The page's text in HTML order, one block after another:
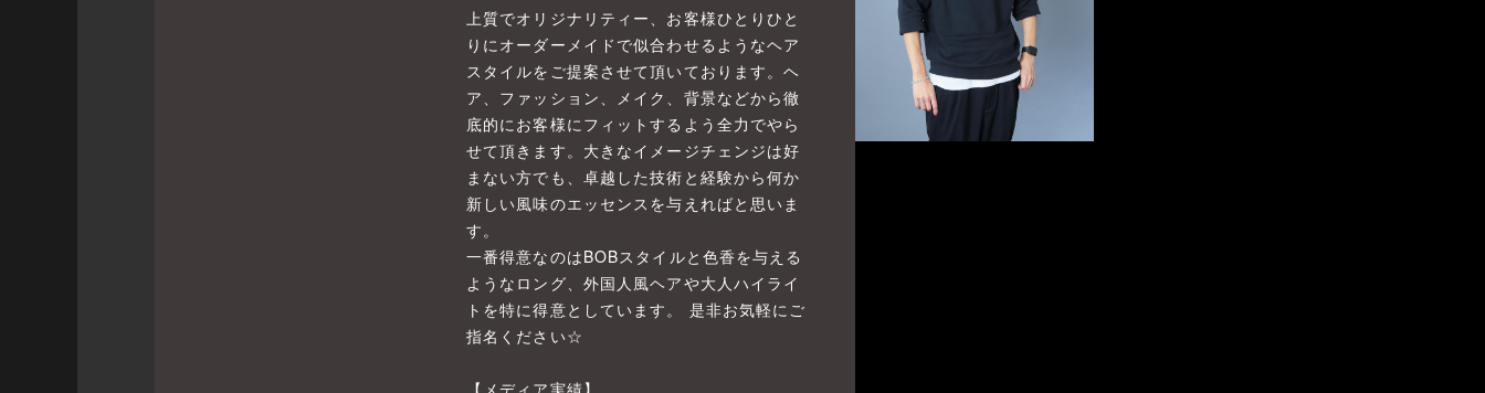
上質でオリジナリティー、お客様ひとりひと
りにオーダーメイドで似合わせるようなヘア
スタイルをご提案させて頂いております。ヘ
ア、ファッション、メイク、背景などから徹
底的にお客様にフィットするよう全力でやら
せて頂きます。大きなイメージチェンジは好
まない方でも、卓越した技術と経験から何か
新しい風味のエッセンスを与えればと思いま
す。
一番得意なのはBOBスタイルと色香を与える
ようなロング、外国人風ヘアや大人ハイライ
トを特に得意としています。 是非お気軽にご
指名ください☆
【メディア実績】